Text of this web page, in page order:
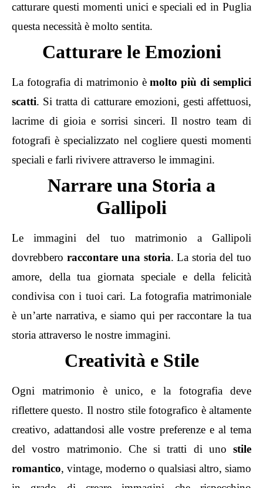
catturare questi momenti unici e speciali ed in Puglia
questa necessità è molto sentita.
Catturare le Emozioni
La fotografia di matrimonio èmolto più di semplici
scatti. Si tratta di catturare emozioni, gesti affettuosi,
lacrime di gioia e sorrisi sinceri. Il nostro team di
fotografi è specializzato nel cogliere questi momenti
speciali e farli rivivere attraverso le immagini.
Narrare una Storia a
Gallipoli
Le immagini del tuo matrimonio a Gallipoli
dovrebbero raccontare una storia. La storia del tuo
amore, della tua giornata speciale e della felicità
condivisa con i tuoi cari. La fotografia matrimoniale
è un’arte narrativa, e siamo qui per raccontare la tua
storia attraverso le nostre immagini.
Creatività e Stile
Ogni matrimonio è unico, e la fotografia deve
riflettere questo. Il nostro stile fotografico è altamente
creativo, adattandosi alle vostre preferenze e al tema
del vostro matrimonio. Che si tratti di uno stile
romantico, vintage, moderno o qualsiasi altro, siamo